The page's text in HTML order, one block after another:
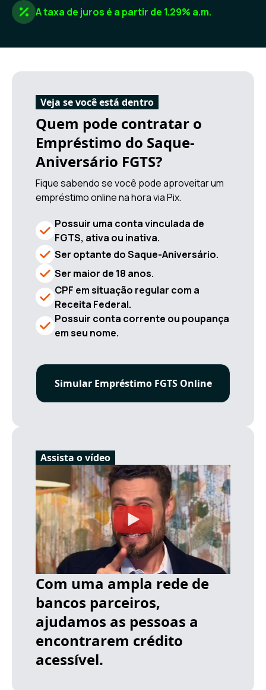
A taxa de juros é a partir de 1.29% a.m.
Veja se você está dentro
Quem pode contratar o
Empréstimo do Saque-
Aniversário FGTS?
Fique sabendo se você pode aproveitar um
empréstimo online na hora via Pix.
Possuir uma conta vinculada de
FGTS, ativa ou inativa.
Ser optante do Saque-Aniversário.
Ser maior de 18 anos.
CPF em situação regular com a
Receita Federal.
Possuir conta corrente ou poupança
em seu nome.
Simular Empréstimo FGTS Online
Assista o vídeo
Com uma ampla rede de
bancos parceiros,
ajudamos as pessoas a
encontrarem crédito
acessível.